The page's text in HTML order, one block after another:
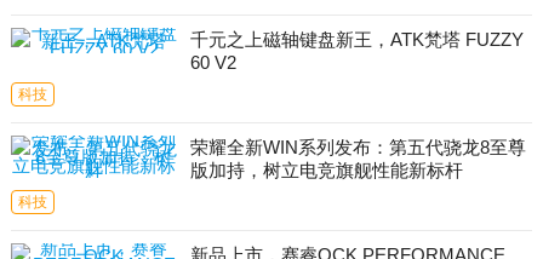
千元之上磁轴键盘新王，ATK梵塔 FUZZY
60 V2
科技
荣耀全新WIN系列发布：第五代骁龙8至尊
版加持，树立电竞旗舰性能新标杆
科技
新品上市，赛睿QCK PERFORMANCE